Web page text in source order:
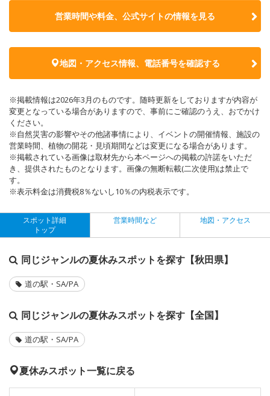
営業時間や料金、公式サイトの情報を見る
地図・アクセス情報、電話番号を確認する
※掲載情報は2026年3月のものです。随時更新をしておりますが内容が
変更となっている場合がありますので、事前にご確認のうえ、おでかけ
ください。
※自然災害の影響やその他諸事情により、イベントの開催情報、施設の
営業時間、植物の開花・見頃期間などは変更になる場合があります。
※掲載されている画像は取材先から本ページへの掲載の許諾をいただ
き、提供されたものとなります。画像の無断転載(二次使用)は禁止で
す。
※表示料金は消費税8％ないし10％の内税表示です。
スポット詳細
トップ
営業時間など 地図・アクセス
同じジャンルの夏休みスポットを探す【秋田県】
道の駅・SA/PA
同じジャンルの夏休みスポットを探す【全国】
道の駅・SA/PA
夏休みスポット一覧に戻る